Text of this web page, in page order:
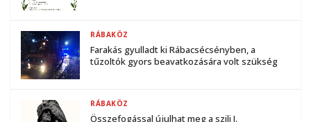
Farakás gyulladt ki Rábacsécsényben, a
tűzoltók gyors beavatkozására volt szükség
RÁBAKÖZ
Összefogással újulhat meg a szili I.
RÁBAKÖZ